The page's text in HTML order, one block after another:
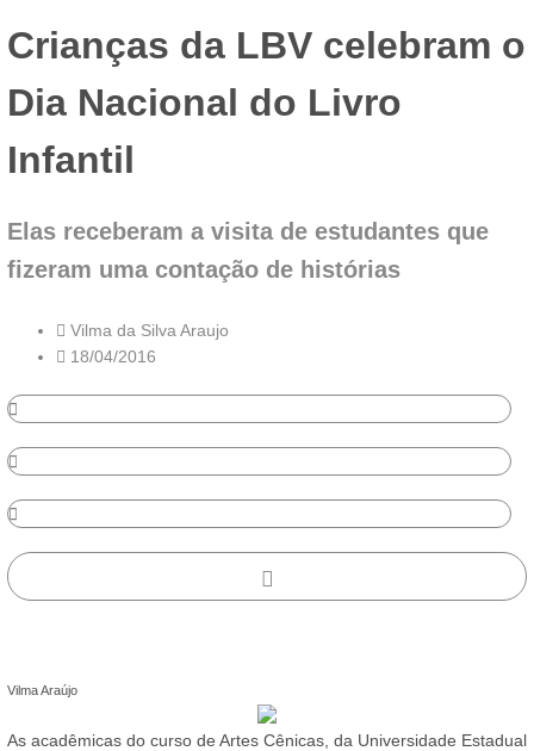
Crianças da LBV celebram o
Dia Nacional do Livro
Infantil
Elas receberam a visita de estudantes que
fizeram uma contação de histórias
Vilma da Silva Araujo
18/04/2016
Vilma Araújo
As acadêmicas do curso de Artes Cênicas, da Universidade Estadual